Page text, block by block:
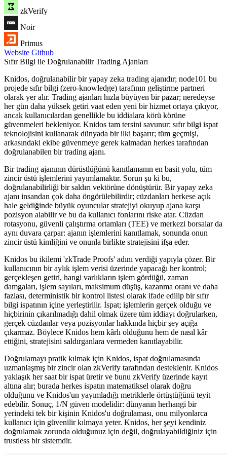
zkVerify
Noir
Primus
Website Github
Sıfır Bilgi ile Doğrulanabilir Trading Ajanları
Knidos, doğrulanabilir bir yapay zeka trading ajanıdır; node101 bu
projede sıfır bilgi (zero-knowledge) tarafının geliştirme partneri
olarak yer alır. Trading ajanları hızla büyüyen bir pazar; neredeyse
her gün daha yüksek getiri vaat eden yeni bir hizmet ortaya çıkıyor,
ancak kullanıcılardan genellikle bu iddialara körü körüne
güvenmeleri bekleniyor. Knidos tam tersini savunur: sıfır bilgi ispat
teknolojisini kullanarak dünyada bir ilki başarır; tüm geçmişi,
arkasındaki ekibe güvenmeye gerek kalmadan herkes tarafından
doğrulanabilen bir trading ajanı.
Bir trading ajanının dürüstlüğünü kanıtlamanın en basit yolu, tüm
zincir üstü işlemlerini yayımlamaktır. Sorun şu ki bu,
doğrulanabilirliği bir saldırı vektörüne dönüştürür. Bir yapay zeka
ajanı insandan çok daha öngörülebilirdir; cüzdanları herkese açık
hale geldiğinde büyük oyuncular stratejiyi okuyup ajana karşı
pozisyon alabilir ve bu da kullanıcı fonlarını riske atar. Cüzdan
rotasyonu, güvenli çalıştırma ortamları (TEE) ve merkezi borsalar da
aynı duvara çarpar: ajanın işlemlerini kanıtlamak, sonunda onun
zincir üstü kimliğini ve onunla birlikte stratejisini ifşa eder.
Knidos bu ikilemi 'zkTrade Proofs' adını verdiği yapıyla çözer. Bir
kullanıcının bir aylık işlem verisi üzerinde yapacağı her kontrol;
gerçekleşen getiri, hangi varlıkların işlem gördüğü, zaman
damgaları, işlem sayıları, maksimum düşüş, kazanma oranı ve daha
fazlası, deterministik bir kontrol listesi olarak ifade edilip bir sıfır
bilgi ispatının içine yerleştirilir. İspat; işlemlerin gerçek olduğu ve
hiçbirinin çıkarılmadığı dahil olmak üzere tüm iddiayı doğrularken,
gerçek cüzdanlar veya pozisyonlar hakkında hiçbir şey açığa
çıkarmaz. Böylece Knidos hem kârlı olduğunu hem de nasıl kâr
ettiğini, stratejisini saldırganlara vermeden kanıtlayabilir.
Doğrulamayı pratik kılmak için Knidos, ispat doğrulamasında
uzmanlaşmış bir zincir olan zkVerify tarafından desteklenir. Knidos
yaklaşık her saat bir ispat üretir ve bunu zkVerify üzerinde kayıt
altına alır; burada herkes ispatın matematiksel olarak doğru
olduğunu ve Knidos'un yayımladığı metriklerle örtüştüğünü teyit
edebilir. Sonuç, 1/N güven modelidir: dünyanın herhangi bir
yerindeki tek bir kişinin Knidos'u doğrulaması, onu milyonlarca
kullanıcı için güvenilir kılmaya yeter. Knidos, her şeyi kendiniz
doğrulamak zorunda olduğunuz için değil, doğrulayabildiğiniz için
trustless bir sistemdir.